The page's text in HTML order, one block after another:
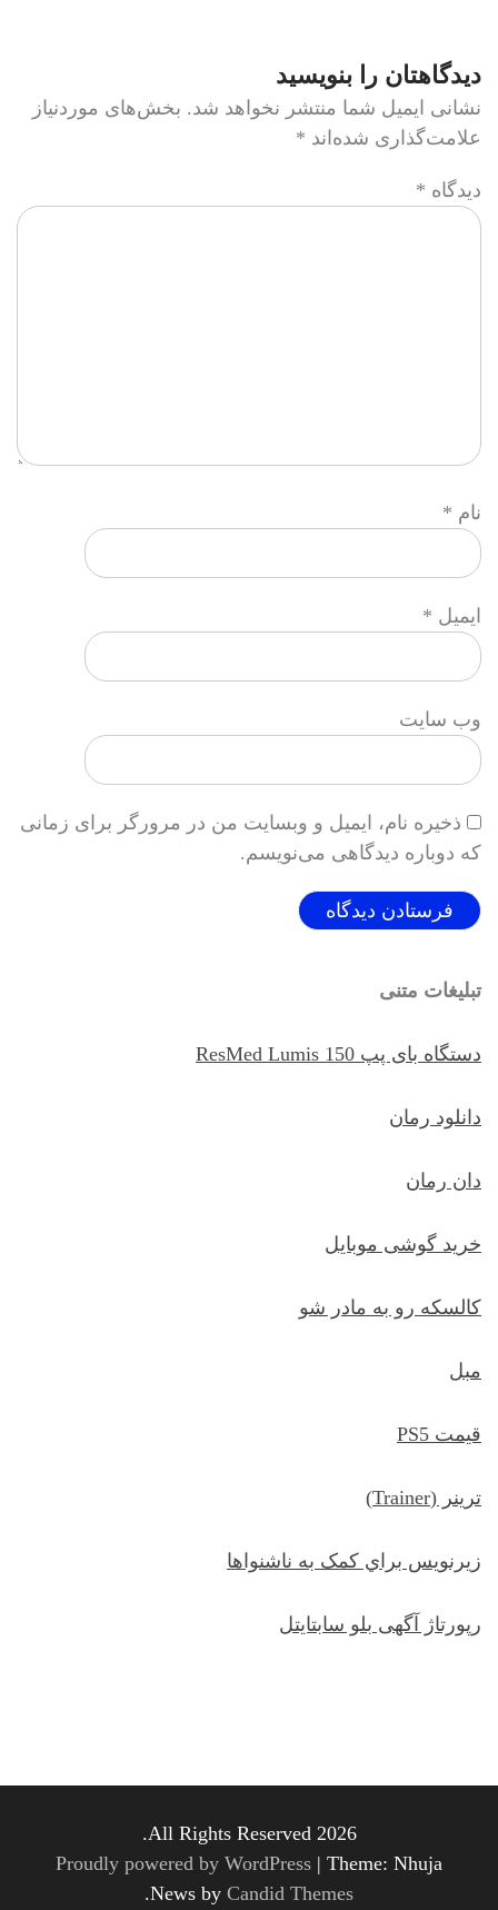
دیدگاهتان را بنویسید
نشانی ایمیل شما منتشر نخواهد شد. بخش‌های موردنیاز
علامت‌گذاری شده‌اند *
دیدگاه *
نام *
ایمیل *
وب‌ سایت
ذخیره نام، ایمیل و وبسایت من در مرورگر برای زمانی
که دوباره دیدگاهی می‌نویسم.
تبلیغات متنی
دستگاه بای پپ ResMed Lumis 150
دانلود رمان
دان رمان
خرید گوشی موبایل
کالسکه رو به مادر شو
مبل
قیمت PS5
ترينر (Trainer)
زيرنويس براي کمک به ناشنواها
رپورتاژ آگهی بلو سابتایتل
All Rights Reserved 2026.
Proudly powered by WordPress | Theme: Nhuja
News by Candid Themes
.